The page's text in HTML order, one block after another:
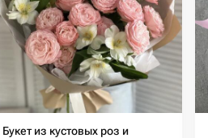
Букет из кустовых роз и